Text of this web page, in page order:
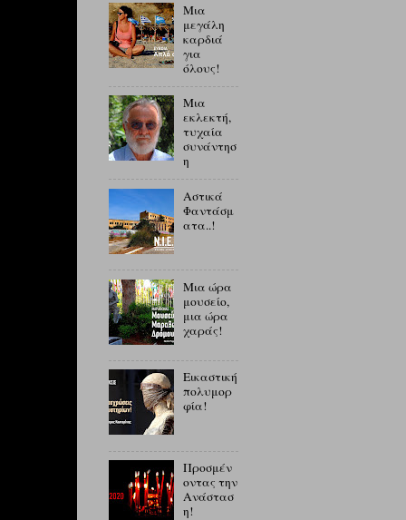
Μια
μεγάλη
καρδιά
για
όλους!
Μια
εκλεκτή,
τυχαία
συνάντησ
η
Αστικά
Φαντάσμ
ατα..!
Μια ώρα
μουσείο,
μια ώρα
χαράς!
Εικαστική
πολυμορ
φία!
Προσμέν
οντας την
Ανάστασ
η!